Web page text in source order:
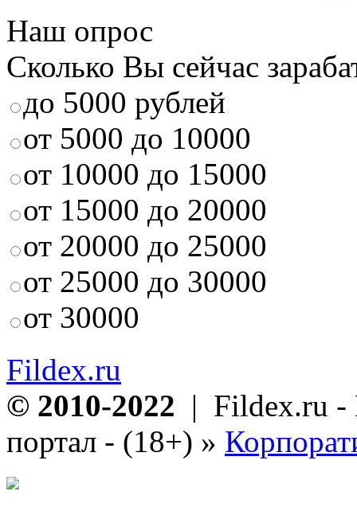
Наш опрос
Сколько Вы сейчас
до 5000 рублей
от 5000 до 10000
от 10000 до 15000
от 15000 до 20000
от 20000 до 25000
от 25000 до 30000
от 30000
Fildex.ru
© 2010-2022 | Fildex.ru -
портал - (18+) »